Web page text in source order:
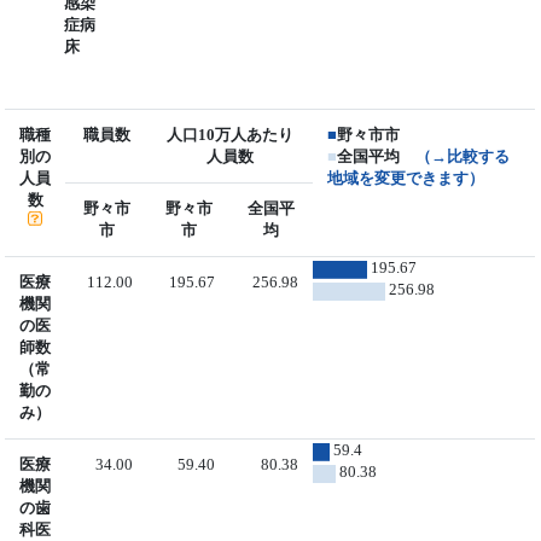
症病
床
職種
別の
人員
数
職員数
人口10万人あたり
人員数
■野々市市
■全国平均
（→比較する
地域を変更できます）
野々市
市
野々市
市
全国平
均
医療
機関
の医
師数
（常
勤の
み）
112.00 195.67 256.98
195.67
256.98
医療
機関
の歯
科医
34.00 59.40 80.38
59.4
80.38